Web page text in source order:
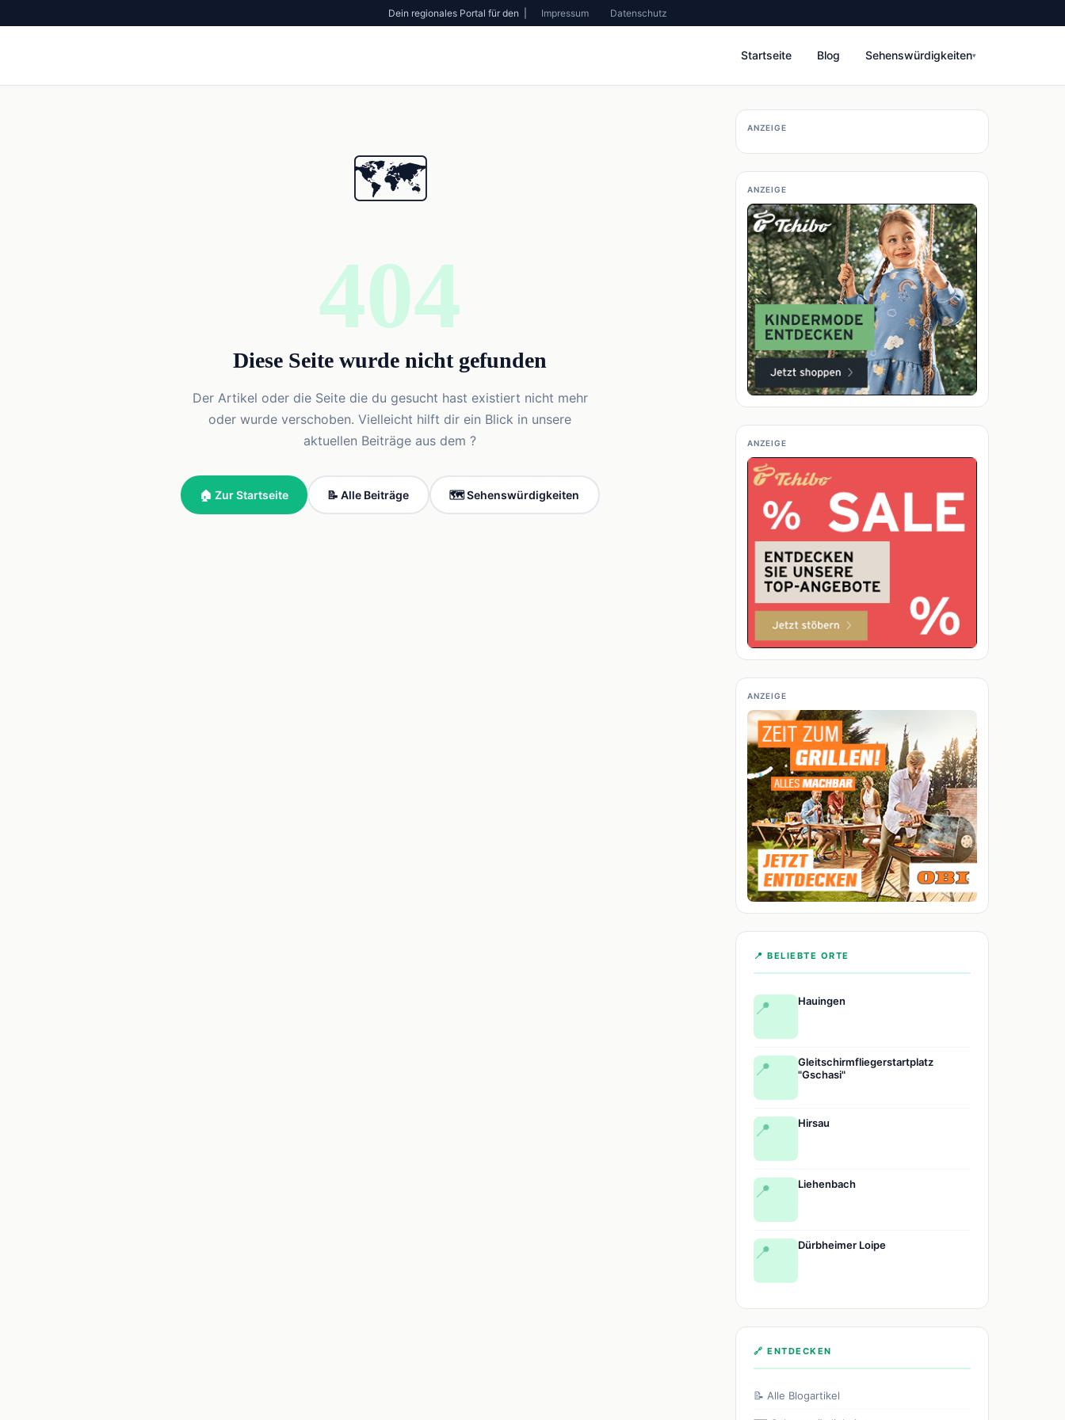
Dein regionales Portal für den | Impressum Datenschutz
Startseite Blog Sehenswürdigkeiten▾
ANZEIGE
ANZEIGE
ANZEIGE
ANZEIGE
📍 BELIEBTE ORTE
📍 Hauingen
📍
Gleitschirmfliegerstartplatz
"Gschasi"
📍 Hirsau
📍 Liehenbach
📍 Dürbheimer Loipe
🔗 ENTDECKEN
📝 Alle Blogartikel
🗺️
404
Diese Seite wurde nicht gefunden
Der Artikel oder die Seite die du gesucht hast existiert nicht mehr
oder wurde verschoben. Vielleicht hilft dir ein Blick in unsere
aktuellen Beiträge aus dem ?
🏠 Zur Startseite 📝 Alle Beiträge 🗺️ Sehenswürdigkeiten